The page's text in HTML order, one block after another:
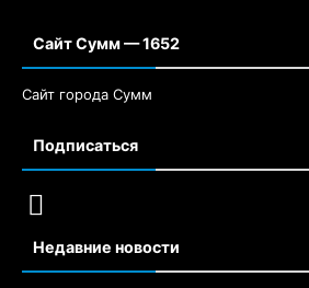
Сайт Сумм — 1652
Сайт города Сумм
Подписаться
Недавние новости